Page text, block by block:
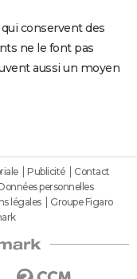
conservent des
ne le font pas
aussi un moyen
Publicité
Contact
personnelles
légales
Groupe Figaro